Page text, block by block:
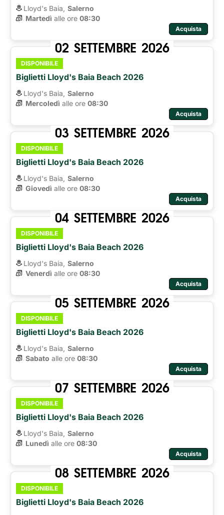
Lloyd's Baia, Salerno
Martedì alle ore 08:30
Acquista
02 SETTEMBRE 2026
DISPONIBILE
Biglietti Lloyd's Baia Beach 2026
Lloyd's Baia, Salerno
Mercoledì alle ore 08:30
Acquista
03 SETTEMBRE 2026
DISPONIBILE
Biglietti Lloyd's Baia Beach 2026
Lloyd's Baia, Salerno
Giovedì alle ore 08:30
Acquista
04 SETTEMBRE 2026
DISPONIBILE
Biglietti Lloyd's Baia Beach 2026
Lloyd's Baia, Salerno
Venerdì alle ore 08:30
Acquista
05 SETTEMBRE 2026
DISPONIBILE
Biglietti Lloyd's Baia Beach 2026
Lloyd's Baia, Salerno
Sabato alle ore 08:30
Acquista
07 SETTEMBRE 2026
DISPONIBILE
Biglietti Lloyd's Baia Beach 2026
Lloyd's Baia, Salerno
Lunedì alle ore 08:30
Acquista
08 SETTEMBRE 2026
DISPONIBILE
Biglietti Lloyd's Baia Beach 2026